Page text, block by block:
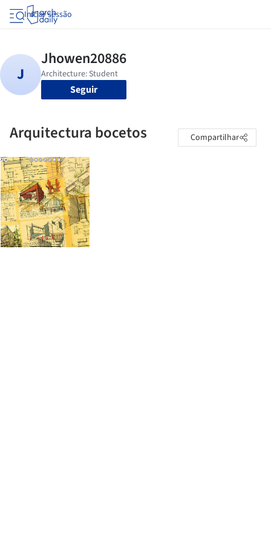
Iniciar sessão
Seguir
Arquitectura bocetos Compartilhar